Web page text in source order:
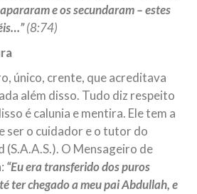
República Islâmica do Irã, Sr. Kamal
se visitandoe os secundaram – estes
(8:74)
único, crente, que acreditava
além disso. Tudo diz respeito
é calunia e mentira. Ele tem a
ser o cuidador e o tutor do
O Mensageiro de
“Eu era transferido dos puros
ter chegado a meu pai Abdullah, e